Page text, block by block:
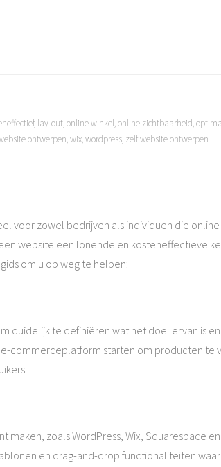
, lay-out,online winkel,online zichtbaarheid,
ontwerpen,wix,wordpress, zelf website ontwerpen
voor zowel bedrijven als individuen die
website een lonende en kosteneffectieve
om u op weg te helpen:
duidelijk te definiëren wat het doel ervan is
starten om producten te
zoals WordPress, Wix, Squarespace
en drag-and-drop functionaliteiten